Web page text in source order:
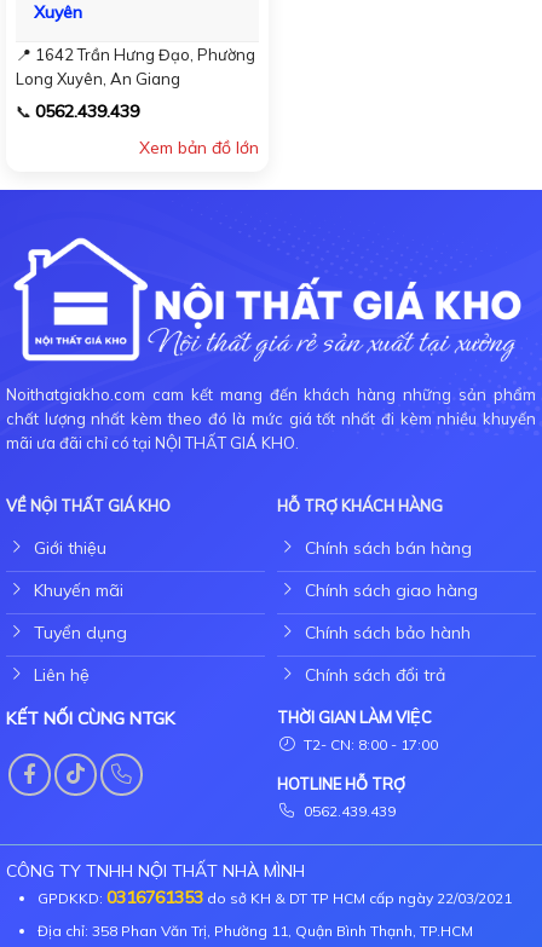
Xuyên
📍 1642 Trần Hưng Đạo, Phường
Long Xuyên, An Giang
📞 0562.439.439
Xem bản đồ lớn
Noithatgiakho.com cam kết mang đến khách hàng những sản phẩm
chất lượng nhất kèm theo đó là mức giá tốt nhất đi kèm nhiều khuyến
mãi ưa đãi chỉ có tại NỘI THẤT GIÁ KHO.
VỀ NỘI THẤT GIÁ KHO
Giới thiệu
Khuyến mãi
Tuyển dụng
Liên hệ
HỖ TRỢ KHÁCH HÀNG
Chính sách bán hàng
Chính sách giao hàng
Chính sách bảo hành
Chính sách đổi trả
KẾT NỐI CÙNG NTGK
THỜI GIAN LÀM VIỆC
T2- CN: 8:00 - 17:00
HOTLINE HỖ TRỢ
0562.439.439
CÔNG TY TNHH NỘI THẤT NHÀ MÌNH
GPDKKD: 0316761353 do sở KH & DT TP HCM cấp ngày 22/03/2021
Địa chỉ: 358 Phan Văn Trị, Phường 11, Quận Bình Thạnh, TP.HCM